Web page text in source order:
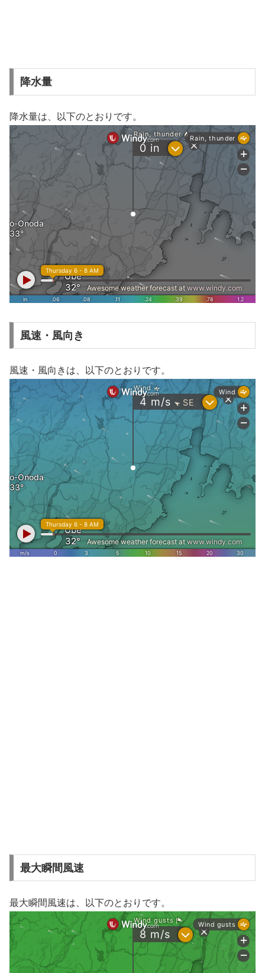
降水量
降水量は、以下のとおりです。
風速・風向き
風速・風向きは、以下のとおりです。
最大瞬間風速
最大瞬間風速は、以下のとおりです。